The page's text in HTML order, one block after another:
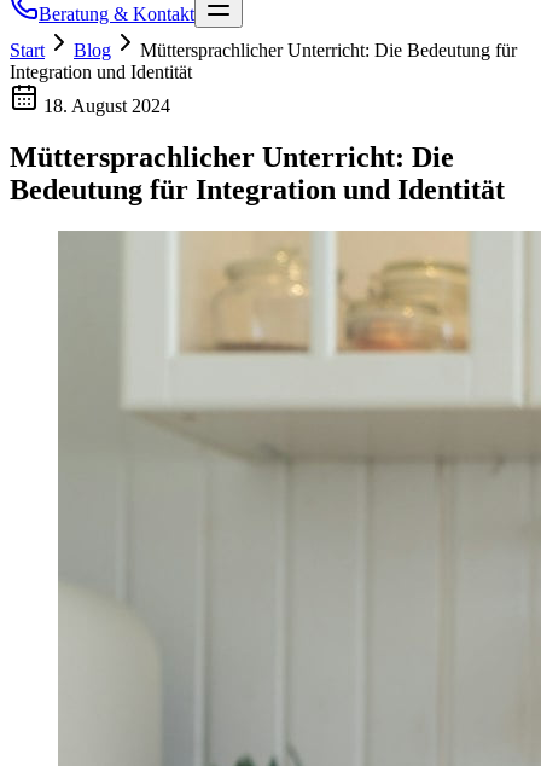
Beratung & Kontakt
Start
Blog
Müttersprachlicher Unterricht: Die Bedeutung für
Integration und Identität
18. August 2024
Müttersprachlicher Unterricht: Die
Bedeutung für Integration und Identität